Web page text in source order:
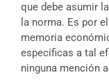
que debe asumir
la norma. Es por
memoria
específicas a tal
ninguna mención